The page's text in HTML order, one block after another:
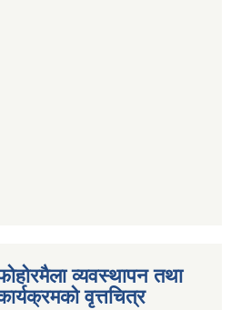
व्यवस्थापन तथा
वृत्तचित्र